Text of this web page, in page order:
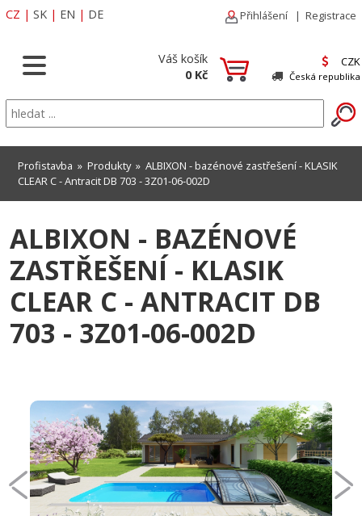
CZ | SK | EN | DE Přihlášení | Registrace
Váš košík
0 Kč
CZK
Česká republika
Profistavba » Produkty» ALBIXON - bazénové zastřešení - KLASIK
CLEAR C - Antracit DB 703 - 3Z01-06-002D
ALBIXON - BAZÉNOVÉ
ZASTŘEŠENÍ - KLASIK
CLEAR C - ANTRACIT DB
703 - 3Z01-06-002D